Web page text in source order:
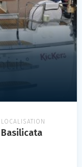
LOCALISATION
Basilicata